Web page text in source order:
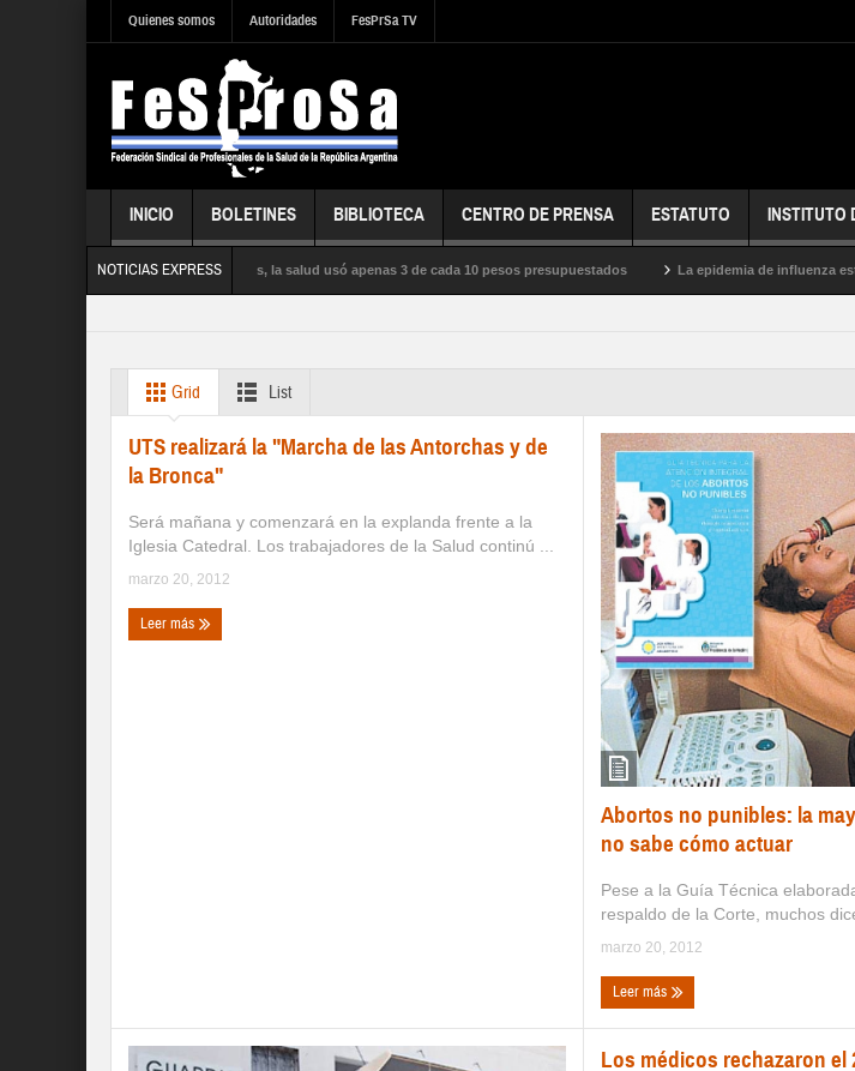
Quienes somos Autoridades FesPrSa TV
INICIO BOLETINES BIBLIOTECA CENTRO DE PRENSA ESTATUTO INSTITUTO
NOTICIAS EXPRESS
influenza satura los hospitales, la salud usó apenas 3 de cada 10 pesos presupuestados La epidemia de influenza está
Grid List
UTS realizará la "Marcha de las Antorchas y de
la Bronca"
Será mañana y comenzará en la explanda frente a la
Iglesia Catedral. Los trabajadores de la Salud continú ...
marzo 20, 2012
Leer más
Abortos no punibles: la
no sabe cómo actuar
Pese a la Guía Técnica
respaldo de la Corte, muchos
marzo 20, 2012
Leer más
Los médicos rechazaron el